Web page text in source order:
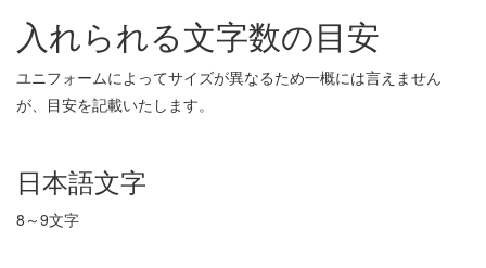
入れられる文字数の目安
ユニフォームによってサイズが異なるため一概には言えません
が、目安を記載いたします。
日本語文字
8～9文字